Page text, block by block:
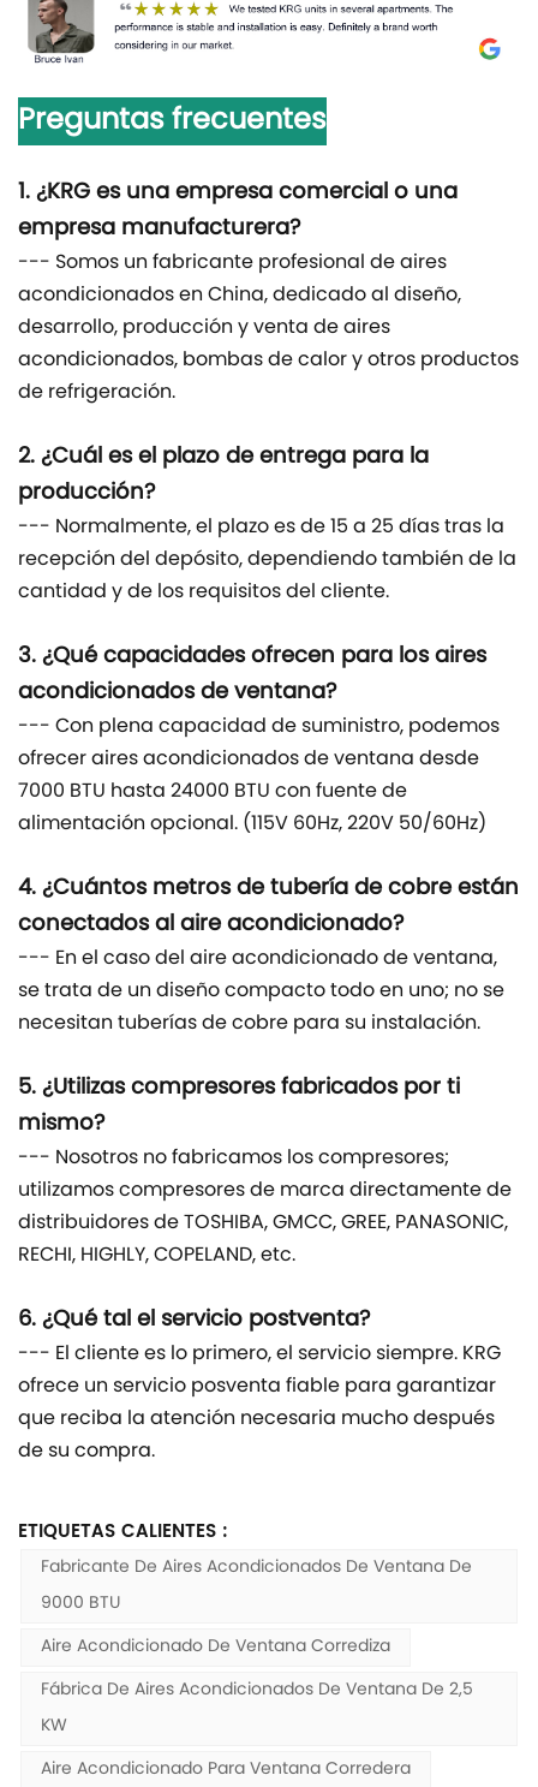
Preguntas frecuentes
1. ¿KRG es una empresa comercial o una
empresa manufacturera?
--- Somos un fabricante profesional de aires
acondicionados en China, dedicado al diseño,
desarrollo, producción y venta de aires
acondicionados, bombas de calor y otros productos
de refrigeración.
2. ¿Cuál es el plazo de entrega para la
producción?
--- Normalmente, el plazo es de 15 a 25 días tras la
recepción del depósito, dependiendo también de la
cantidad y de los requisitos del cliente.
3. ¿Qué capacidades ofrecen para los aires
acondicionados de ventana?
--- Con plena capacidad de suministro, podemos
ofrecer aires acondicionados de ventana desde
7000 BTU hasta 24000 BTU con fuente de
alimentación opcional. (115V 60Hz, 220V 50/60Hz)
4. ¿Cuántos metros de tubería de cobre están
conectados al aire acondicionado?
--- En el caso del aire acondicionado de ventana,
se trata de un diseño compacto todo en uno; no se
necesitan tuberías de cobre para su instalación.
5. ¿Utilizas compresores fabricados por ti
mismo?
--- Nosotros no fabricamos los compresores;
utilizamos compresores de marca directamente de
distribuidores de TOSHIBA, GMCC, GREE, PANASONIC,
RECHI, ​​HIGHLY, COPELAND, etc.
6. ¿Qué tal el servicio postventa?
--- El cliente es lo primero, el servicio siempre. KRG
ofrece un servicio posventa fiable para garantizar
que reciba la atención necesaria mucho después
de su compra.
ETIQUETAS CALIENTES :
Fabricante De Aires Acondicionados De Ventana De
9000 BTU
Aire Acondicionado De Ventana Corrediza
Fábrica De Aires Acondicionados De Ventana De 2,5
KW
Aire Acondicionado Para Ventana Corredera